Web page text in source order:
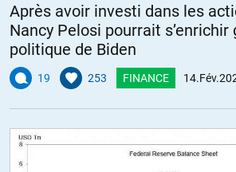
Après avoir investi dans les
Nancy Pelosi pourrait s’enrichir
politique de Biden
19 253 FINANCE